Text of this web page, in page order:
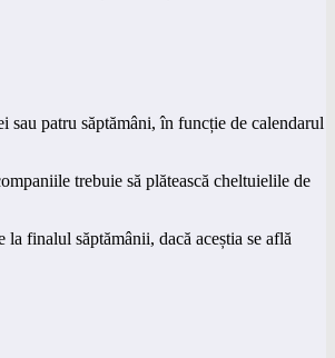
sau patru săptămâni, în funcție de calendarul
trebuie să plătească cheltuielile de
finalul săptămânii, dacă aceștia se află